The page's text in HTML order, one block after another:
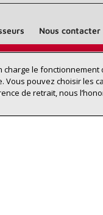
un dépositaire
vous
Nous contacter
charge le fonctionnement
Vous pouvez choisir les
de retrait, nous